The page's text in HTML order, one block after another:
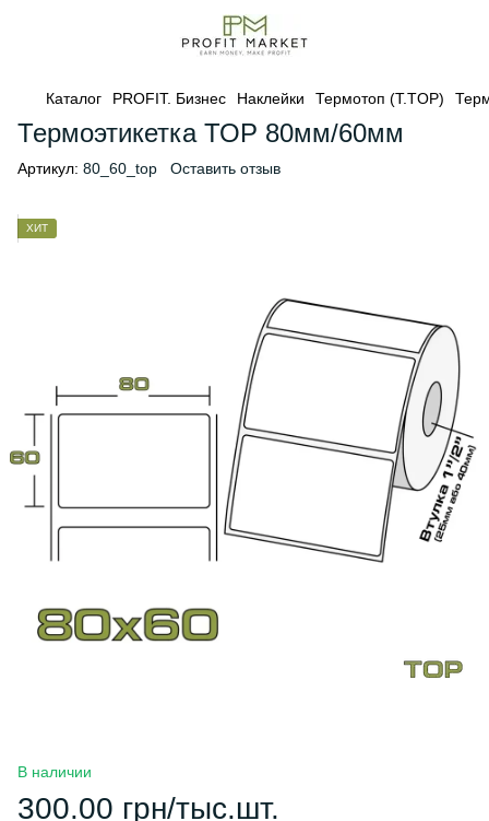
Каталог PROFIT. Бизнес Наклейки Термотоп (T.TOP)
Термоэтикетка ТОР 80мм/60мм
Артикул: 80_60_top Оставить отзыв
ХИТ
В наличии
300.00 грн/тыс.шт.